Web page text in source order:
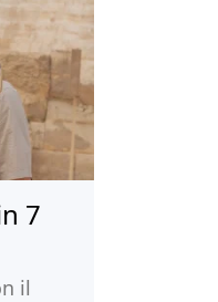
7
il